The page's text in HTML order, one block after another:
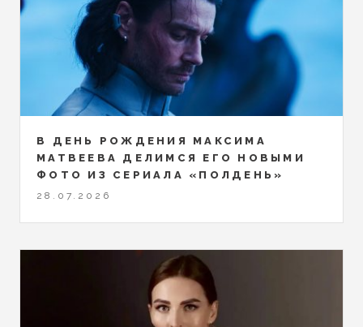
В ДЕНЬ РОЖДЕНИЯ МАКСИМА
МАТВЕЕВА ДЕЛИМСЯ ЕГО НОВЫМИ
ФОТО ИЗ СЕРИАЛА «ПОЛДЕНЬ»
28.07.2026